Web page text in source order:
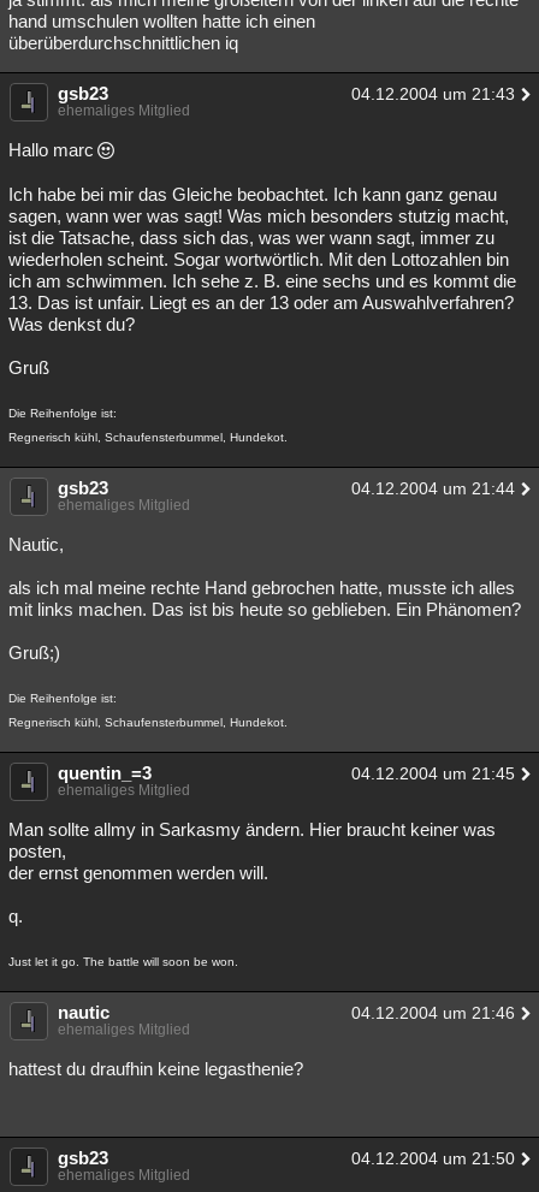
hand umschulen wollten hatte ich einen
überüberdurchschnittlichen iq
gsb23 04.12.2004 um 21:43
ehemaliges Mitglied
Hallo marc
Ich habe bei mir das Gleiche beobachtet. Ich kann ganz genau
sagen, wann wer was sagt! Was mich besonders stutzig macht,
ist die Tatsache, dass sich das, was wer wann sagt, immer zu
wiederholen scheint. Sogar wortwörtlich. Mit den Lottozahlen bin
ich am schwimmen. Ich sehe z. B. eine sechs und es kommt die
13. Das ist unfair. Liegt es an der 13 oder am Auswahlverfahren?
Was denkst du?
Gruß
Die Reihenfolge ist:
Regnerisch kühl, Schaufensterbummel, Hundekot.
gsb23 04.12.2004 um 21:44
ehemaliges Mitglied
Nautic,
als ich mal meine rechte Hand gebrochen hatte, musste ich alles
mit links machen. Das ist bis heute so geblieben. Ein Phänomen?
Gruß;)
Die Reihenfolge ist:
Regnerisch kühl, Schaufensterbummel, Hundekot.
quentin_=3 04.12.2004 um 21:45
ehemaliges Mitglied
Man sollte allmy in Sarkasmy ändern. Hier braucht keiner was
posten,
der ernst genommen werden will.
q.
Just let it go. The battle will soon be won.
nautic 04.12.2004 um 21:46
ehemaliges Mitglied
hattest du draufhin keine legasthenie?
gsb23 04.12.2004 um 21:50
ehemaliges Mitglied